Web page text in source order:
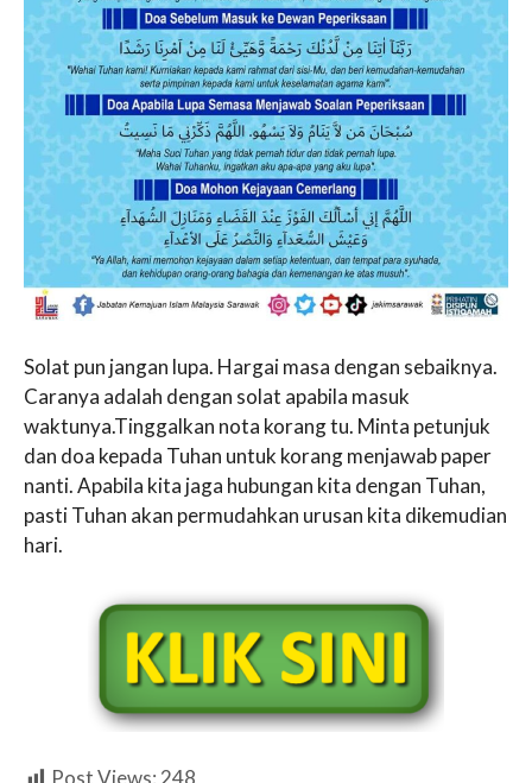
Solat pun jangan lupa. Hargai masa dengan sebaiknya.
Caranya adalah dengan solat apabila masuk
waktunya.Tinggalkan nota korang tu. Minta petunjuk
dan doa kepada Tuhan untuk korang menjawab paper
nanti. Apabila kita jaga hubungan kita dengan Tuhan,
pasti Tuhan akan permudahkan urusan kita dikemudian
hari.
Post Views: 248